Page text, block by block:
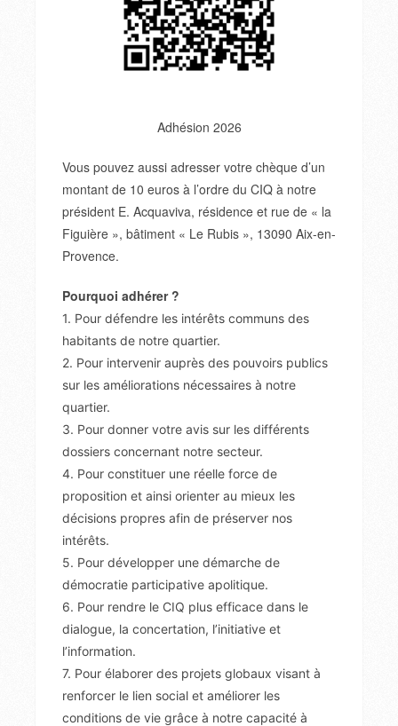
Adhésion 2026
Vous pouvez aussi adresser votre chèque d’un
montant de 10 euros à l’ordre du CIQ à notre
président E. Acquaviva, résidence et rue de « la
Figuière », bâtiment « Le Rubis », 13090 Aix-en-
Provence.
Pourquoi adhérer ?
1. Pour défendre les intérêts communs des
habitants de notre quartier.
2. Pour intervenir auprès des pouvoirs publics
sur les améliorations nécessaires à notre
quartier.
3. Pour donner votre avis sur les différents
dossiers concernant notre secteur.
4. Pour constituer une réelle force de
proposition et ainsi orienter au mieux les
décisions propres afin de préserver nos
intérêts.
5. Pour développer une démarche de
démocratie participative apolitique.
6. Pour rendre le CIQ plus efficace dans le
dialogue, la concertation, l’initiative et
l’information.
7. Pour élaborer des projets globaux visant à
renforcer le lien social et améliorer les
conditions de vie grâce à notre capacité à